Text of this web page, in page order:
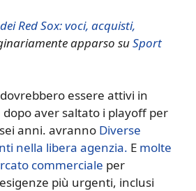
Red Sox: voci, acquisti,
apparso suSport
essere attivi in
aver saltato i playoff per
anni. avranno Diverse
nella libera agenzia. E molte
commerciale per
più urgenti, inclusi